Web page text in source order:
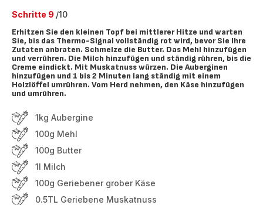
Schritte 9 /10
Erhitzen Sie den kleinen Topf bei mittlerer Hitze und warten
Sie, bis das Thermo-Signal vollständig rot wird, bevor Sie Ihre
Zutaten anbraten. Schmelze die Butter. Das Mehl hinzufügen
und verrühren. Die Milch hinzufügen und ständig rühren, bis die
Creme eindickt. Mit Muskatnuss würzen. Die Auberginen
hinzufügen und 1 bis 2 Minuten lang ständig mit einem
Holzlöffel umrühren. Vom Herd nehmen, den Käse hinzufügen
und umrühren.
1kg Aubergine
100g Mehl
100g Butter
1l Milch
100g Geriebener grober Käse
0.5TL Geriebene Muskatnuss